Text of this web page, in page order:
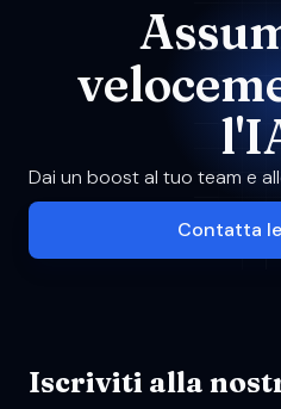
Dai un boost al tuo team e
Contatta
Iscriviti alla